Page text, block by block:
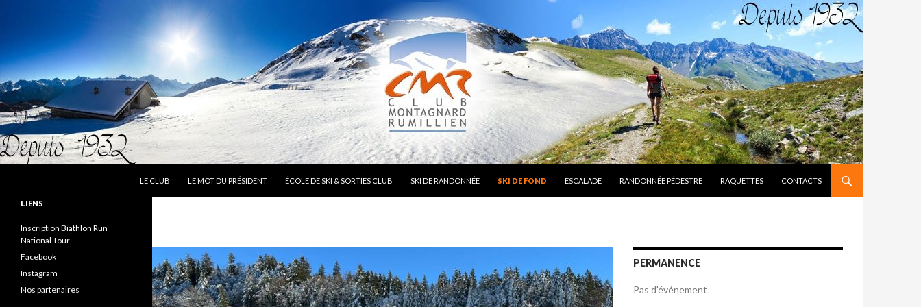
Club Montagnard Rumillien
LE CLUB
LE MOT DU PRÉSIDENT ÉCOLE DE SKI & SORTIES CLUB SKI DE RANDONNÉE SKI DE FOND ESCALADE RANDONNÉE PÉDESTRE RAQUETTES CONTACTS
PERMANENCE
Pas d'événement
Ca va bien se passer !
LIENS
Inscription Biathlon Run
National Tour
Facebook
Instagram
Nos partenaires